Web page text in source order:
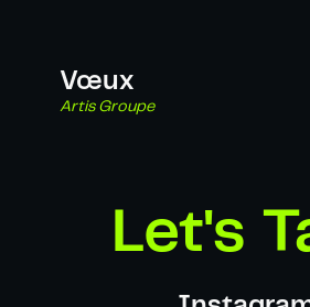
Vœux
Artis Groupe
Let's